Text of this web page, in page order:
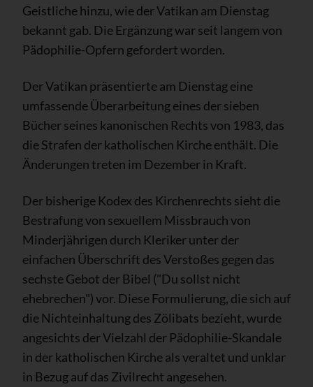
Geistliche hinzu, wie der Vatikan am Dienstag
bekannt gab. Die Ergänzung war seit langem von
Pädophilie-Opfern gefordert worden.
Der Vatikan präsentierte am Dienstag eine
umfassende Überarbeitung eines der sieben
Bücher seines kanonischen Rechts von 1983, das
die Strafen der katholischen Kirche enthält. Die
Änderungen treten im Dezember in Kraft.
Der bisherige Kodex des Kirchenrechts sieht die
Bestrafung von sexuellem Missbrauch von
Minderjährigen durch Kleriker unter der
einfachen Überschrift des Verstoßes gegen das
sechste Gebot der Bibel ("Du sollst nicht
ehebrechen") vor. Diese Formulierung, die sich auf
die Nichteinhaltung des Zölibats bezieht, wurde
angesichts der Vielzahl der Pädophilie-Skandale
in der katholischen Kirche als veraltet und unklar
in Bezug auf das Zivilrecht angesehen.